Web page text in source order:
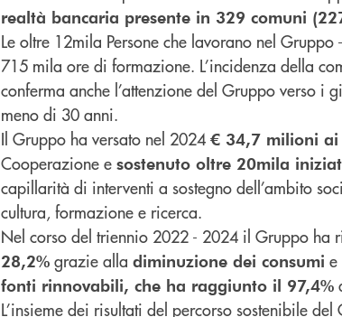
realtà bancaria presente in 329 comuni
Le oltre 12mila Persone che lavorano nel
715 mila ore di formazione. L’incidenza della
conferma anche l’attenzione del Gruppo verso i
meno di 30 anni.
Il Gruppo ha versato nel 2024 € 34,7 milioni ai
Cooperazione e sostenuto oltre 20mila
capillarità di interventi a sostegno dell’ambito
cultura, formazione e ricerca.
Nel corso del triennio 2022 - 2024 il Gruppo ha
28,2% grazie alla diminuzione dei consumi e
fonti rinnovabili, che ha raggiunto il 97,4%
L’insieme dei risultati del percorso sostenibile